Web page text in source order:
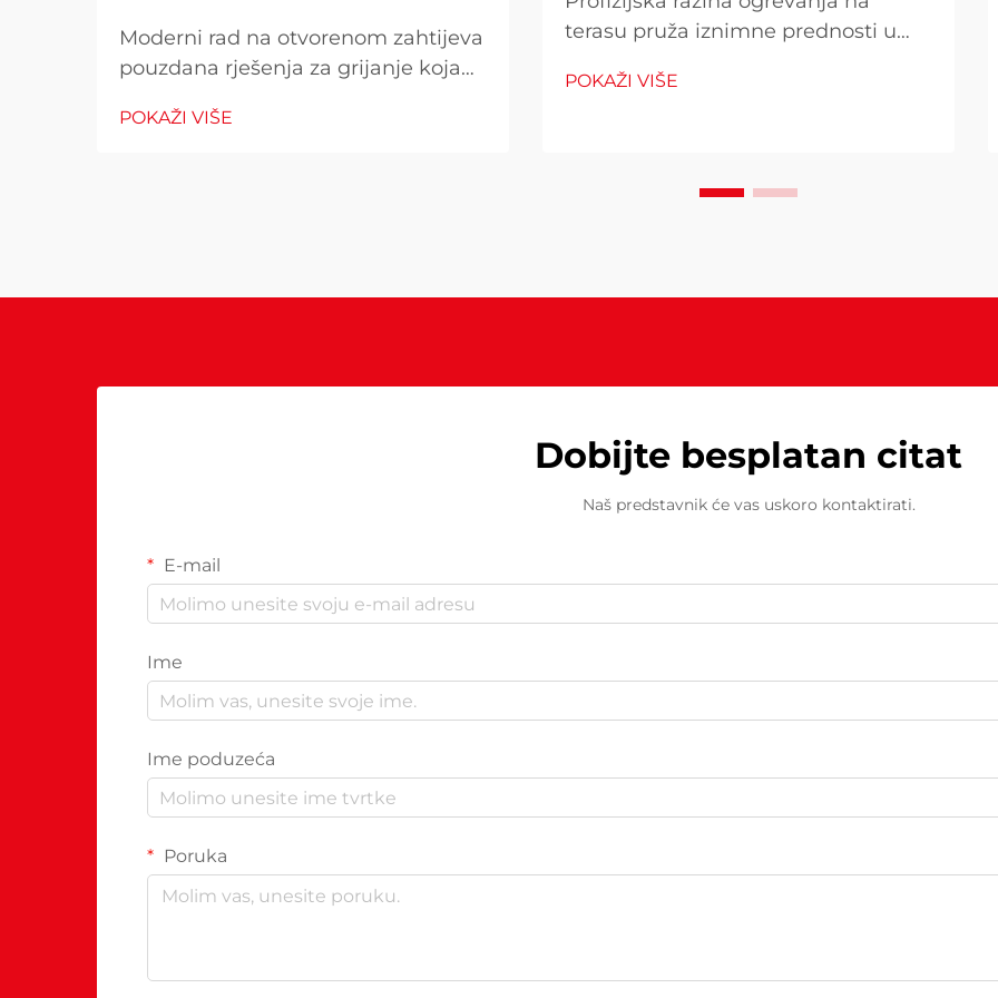
Moderni rad na otvorenom zahtijeva
pouzdana rješenja za grijanje koja
beskompromisne sigurnosne
POKAŽI VIŠE
terasu pruža iznimne prednosti u
razlikuju od alternativnih stambenih
POKAŽI VIŠE
Dobijte besplatan citat
Naš predstavnik će vas uskoro kontaktirati.
E-mail
Ime
Ime poduzeća
Poruka